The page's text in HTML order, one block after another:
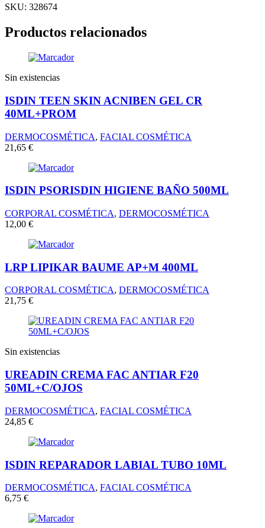
SKU: 328674
Productos relacionados
Sin existencias
ISDIN TEEN SKIN ACNIBEN GEL CR
40ML+PROM
DERMOCOSMÉTICA, FACIAL COSMÉTICA
21,65 €
ISDIN PSORISDIN HIGIENE BAÑO 500ML
CORPORAL COSMÉTICA, DERMOCOSMÉTICA
12,00 €
LRP LIPIKAR BAUME AP+M 400ML
CORPORAL COSMÉTICA, DERMOCOSMÉTICA
21,75 €
Sin existencias
UREADIN CREMA FAC ANTIAR F20
50ML+C/OJOS
DERMOCOSMÉTICA, FACIAL COSMÉTICA
24,85 €
ISDIN REPARADOR LABIAL TUBO 10ML
DERMOCOSMÉTICA, FACIAL COSMÉTICA
6,75 €